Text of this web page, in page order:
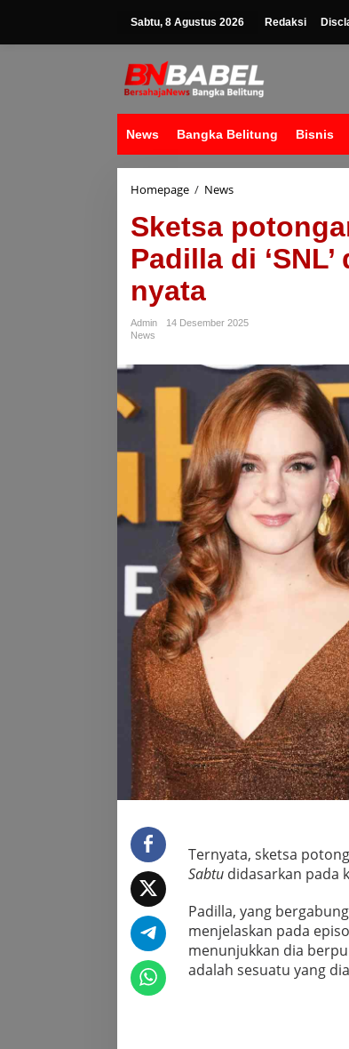
Sabtu, 8 Agustus 2026 Redaksi
News Bangka Belitung Bisnis
Homepage / NewsSketsa
rambut
buruk
Ashley
Padilla
didasarkan
nyata
Sketsa
Padilla di
nyata
Admin
14 Desember 2025
News
Ternyata, sketsa
Sabtu didasarkan pada
Padilla, yang
menjelaskan pada
menunjukkan dia
adalah sesuatu yang